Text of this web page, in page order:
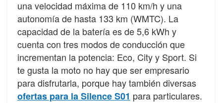
una velocidad máxima de 110 km/h y una
autonomía de hasta 133 km (WMTC). La
capacidad de la batería es de 5,6 kWh y
cuenta con tres modos de conducción que
incrementan la potencia: Eco, City y Sport. Si
te gusta la moto no hay que ser empresario
para disfrutarla, porque hay también diversas
ofertas para la Silence S01 para particulares.